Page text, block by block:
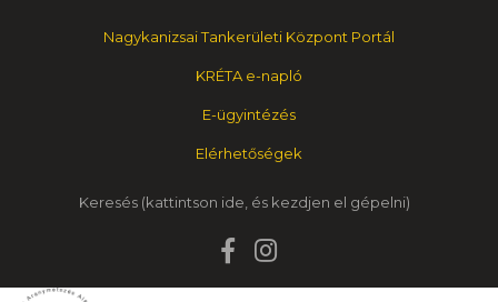
Nagykanizsai Tankerületi Központ Portál
KRÉTA e-napló
E-ügyintézés
Elérhetőségek
Keresés